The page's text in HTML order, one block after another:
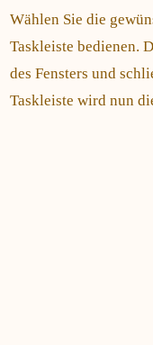
Wählen Sie die
Taskleiste bedienen.
des Fensters und
Taskleiste wird nun